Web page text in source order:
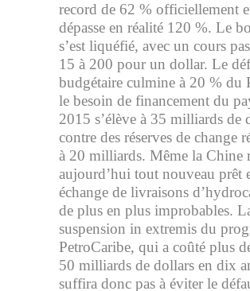
record de 62 % officiellement
dépasse en réalité 120 %. Le
s’est liquéfié, avec un cours
15 à 200 pour un dollar. Le
budgétaire culmine à 20 % du
le besoin de financement du
2015 s’élève à 35 milliards de
contre des réserves de change
à 20 milliards. Même la Chine
aujourd’hui tout nouveau prêt
échange de livraisons
de plus en plus improbables.
suspension in extremis du
PetroCaribe, qui a coûté plus
50 milliards de dollars en dix
suffira donc pas à éviter le